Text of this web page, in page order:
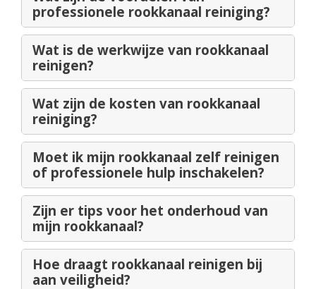
professionele rookkanaal reiniging?
Wat is de werkwijze van rookkanaal
reinigen?
Wat zijn de kosten van rookkanaal
reiniging?
Moet ik mijn rookkanaal zelf reinigen
of professionele hulp inschakelen?
Zijn er tips voor het onderhoud van
mijn rookkanaal?
Hoe draagt rookkanaal reinigen bij
aan veiligheid?